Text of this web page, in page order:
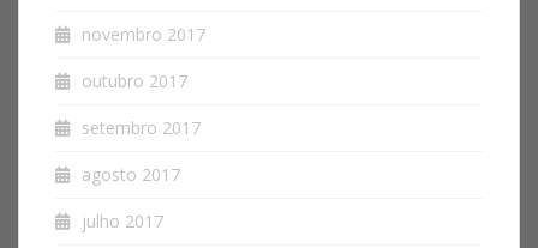
novembro 2017
outubro 2017
setembro 2017
agosto 2017
julho 2017